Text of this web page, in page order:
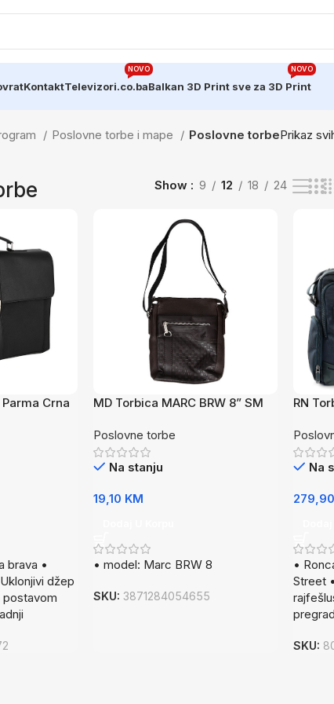
KontaktTelevizori.co.ba
NOVO
Balkan 3D Print sve za 3D Print
NOVO
Poslovne torbe i mape Poslovne torbePrikaz
Show 9 12 18 24
Crna
brava •
džep
postavom
MD Torbica MARC BRW 8” SM
Poslovne torbe
Na stanju
19,10 KM
• model: Marc BRW 8
SKU: 3871284054655
RN
Na
279,90
•
Street
SKU: